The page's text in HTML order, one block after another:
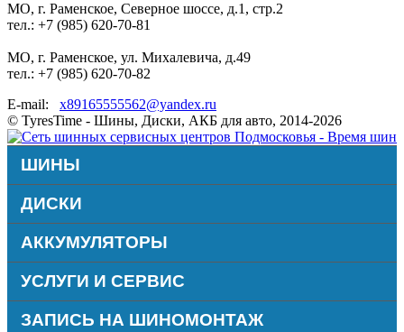
МО, г. Раменское, Северное шоссе, д.1, стр.2
тел.: +7 (985) 620-70-81
МО, г. Раменское, ул. Михалевича, д.49
тел.: +7 (985) 620-70-82
E-mail: x89165555562@yandex.ru
© TyresTime - Шины, Диски, АКБ для авто, 2014-2026
ШИНЫ
ДИСКИ
АККУМУЛЯТОРЫ
УСЛУГИ И СЕРВИС
ЗАПИСЬ НА ШИНОМОНТАЖ